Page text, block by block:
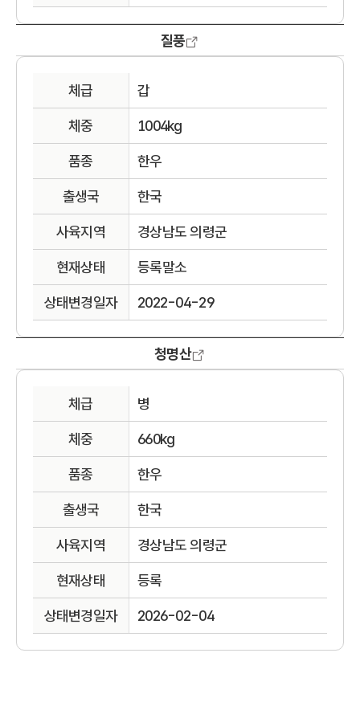
질풍
체급 갑
체중 1004kg
품종 한우
출생국 한국
사육지역 경상남도 의령군
현재상태 등록말소
상태변경일자 2022-04-29
청명산
체급 병
체중 660kg
품종 한우
출생국 한국
사육지역 경상남도 의령군
현재상태 등록
상태변경일자 2026-02-04